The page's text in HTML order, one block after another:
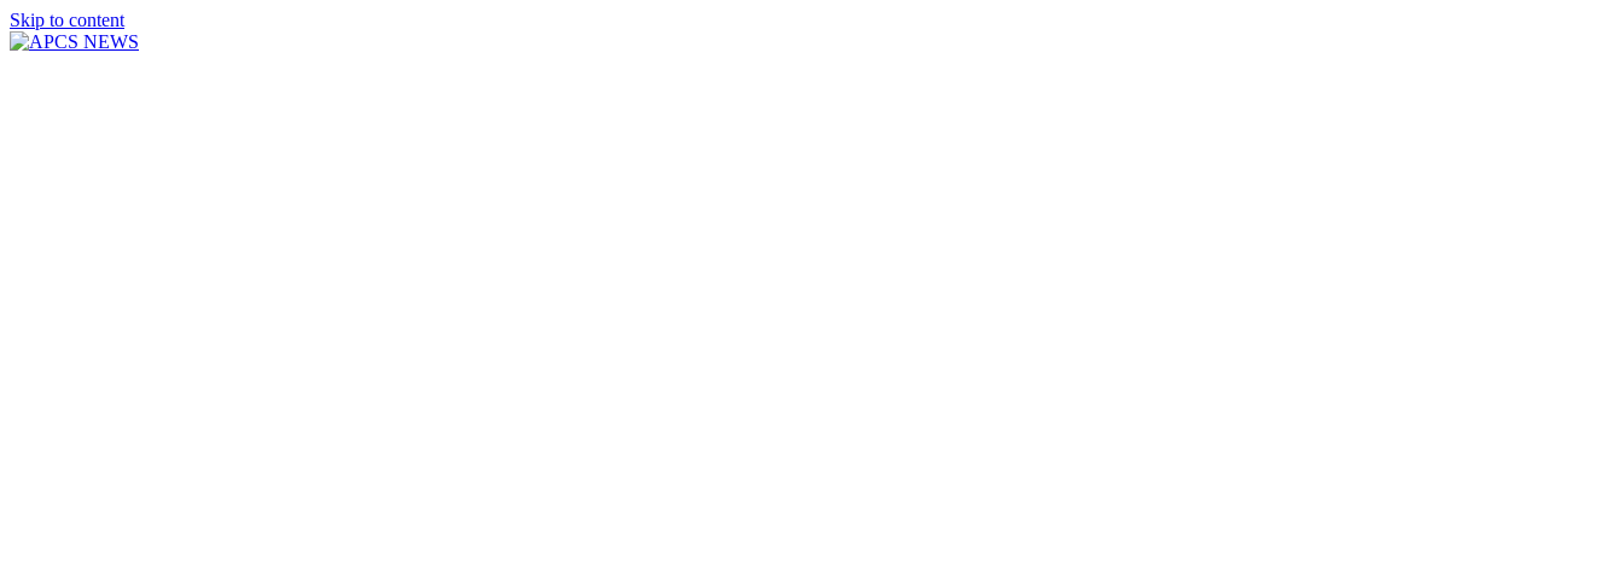
Skip to content